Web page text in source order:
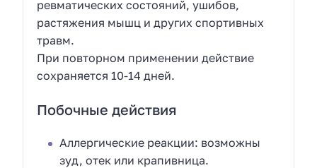
ревматических состояний, ушибов,
растяжения мышц и других спортивных
травм.
При повторном применении действие
сохраняется 10-14 дней.
Побочные действия
Аллергические реакции: возможны
зуд, отек или крапивница.